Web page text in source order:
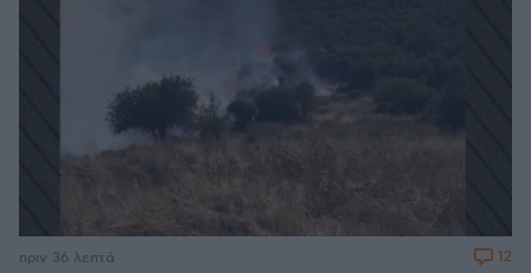
πριν 36 λεπτά 12